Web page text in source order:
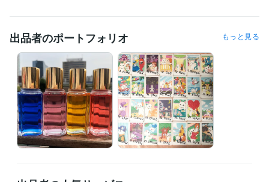
オーダーメニューをご希望の方はメッセージくださいませ＾＾
※ご依頼が集中した場合即日お届けができないことがありますが、基本的
に24時間以内の結果お伝えとなります。
★結果に関しての質問について★
・当日に限りメニューによって1つ、あるいは2つ受け付けております。
よくお読みになってご購入ください。
お仕事などご都合ありましたらご連絡くださいませ。
※質問含めての承諾ですので、承諾後のご質問は受け付けません。
出品者のポートフォリオ もっと見る